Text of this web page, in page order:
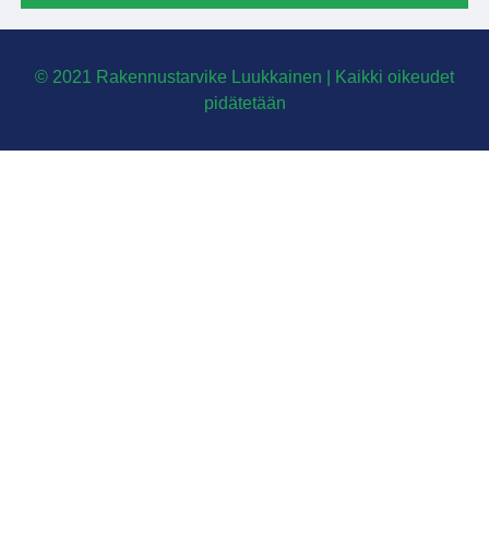
© 2021 Rakennustarvike Luukkainen | Kaikki oikeudet
pidätetään